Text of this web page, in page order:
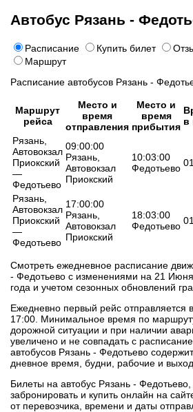
Автобус Рязань -
Расписание Купить билет
Маршрут
Расписание автобусов Рязань -
Маршрут
рейса
Место и
время
отправления
Место и
время
прибытия в
Рязань,
Автовокзал
Приокский
—
Федотьево
09:00:00
Рязань,
Автовокзал
Приокский
10:03:00
Федотьево
Рязань,
Автовокзал
Приокский
—
Федотьево
17:00:00
Рязань,
Автовокзал
Приокский
18:03:00
Федотьево
Смотреть ежедневное расписание
- Федотьево с изменениями на 21
года и учетом сезонных обновлений
Ежедневно первый рейс отправляется
17:00. Минимальное время по
дорожной ситуации и при наличии
увеличено и не совпадать с
автобусов Рязань - Федотьево
дневное время, будни, рабочие и
Билеты на автобус Рязань -
забронировать и купить онлайн на
от перевозчика, времени и даты